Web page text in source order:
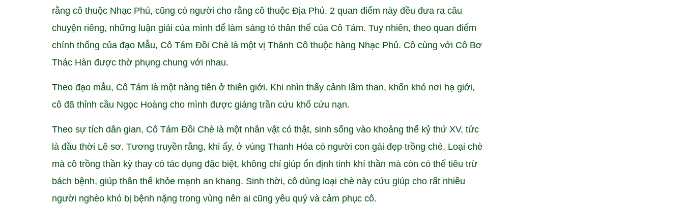
rằng cô thuộc Nhạc Phủ, cũng có người cho rằng cô thuộc Địa Phủ. 2 quan điểm này đều đưa ra câu
chuyện riêng, những luận giải của mình để làm sáng tỏ thân thế của Cô Tám. Tuy nhiên, theo quan điểm
chính thống của đạo Mẫu, Cô Tám Đồi Chè là một vị Thánh Cô thuộc hàng Nhạc Phủ. Cô cùng với Cô Bơ
Thác Hàn được thờ phụng chung với nhau.
Theo đạo mẫu, Cô Tám là một nàng tiên ở thiên giới. Khi nhìn thấy cảnh lầm than, khốn khó nơi hạ giới,
cô đã thỉnh cầu Ngọc Hoàng cho mình được giáng trần cứu khổ cứu nạn.
Theo sự tích dân gian, Cô Tám Đồi Chè là một nhân vật có thật, sinh sống vào khoảng thế kỷ thứ XV, tức
là đầu thời Lê sơ. Tương truyền rằng, khi ấy, ở vùng Thanh Hóa có người con gái đẹp trồng chè. Loại chè
mà cô trồng thần kỳ thay có tác dụng đặc biệt, không chỉ giúp ổn định tinh khí thần mà còn có thể tiêu trừ
bách bệnh, giúp thân thể khỏe mạnh an khang. Sinh thời, cô dùng loại chè này cứu giúp cho rất nhiều
người nghèo khó bị bệnh nặng trong vùng nên ai cũng yêu quý và cảm phục cô.